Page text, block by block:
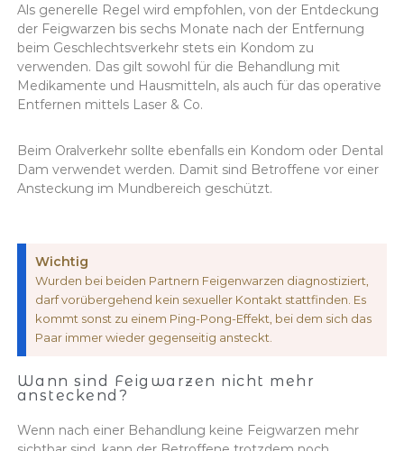
Als generelle Regel wird empfohlen, von der Entdeckung
der Feigwarzen bis sechs Monate nach der Entfernung
beim Geschlechtsverkehr stets ein Kondom zu
verwenden. Das gilt sowohl für die Behandlung mit
Medikamente und Hausmitteln, als auch für das operative
Entfernen mittels Laser & Co.
Beim Oralverkehr sollte ebenfalls ein Kondom oder Dental
Dam verwendet werden. Damit sind Betroffene vor einer
Ansteckung im Mundbereich geschützt.
Wichtig
Wurden bei beiden Partnern Feigenwarzen diagnostiziert,
darf vorübergehend kein sexueller Kontakt stattfinden. Es
kommt sonst zu einem Ping-Pong-Effekt, bei dem sich das
Paar immer wieder gegenseitig ansteckt.
Wann sind Feigwarzen nicht mehr
ansteckend?
Wenn nach einer Behandlung keine Feigwarzen mehr